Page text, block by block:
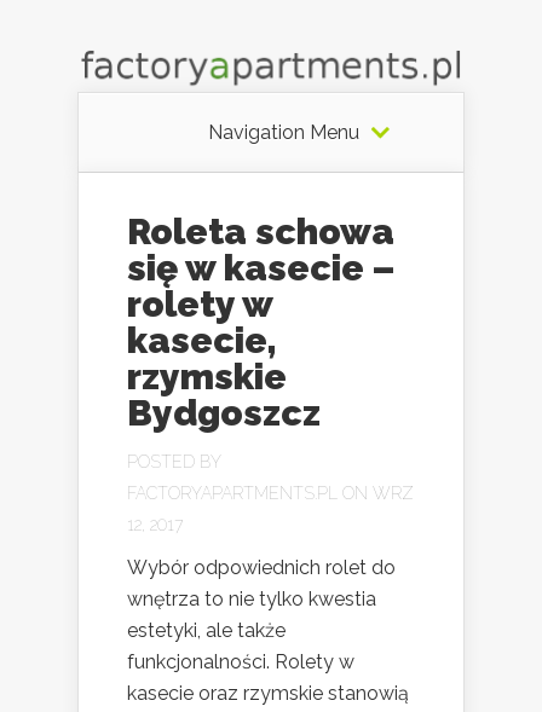
Navigation Menu
Roleta schowa
się w kasecie –
rolety w
kasecie,
rzymskie
Bydgoszcz
POSTED BY
FACTORYAPARTMENTS.PL ON WRZ
12, 2017
Wybór odpowiednich rolet do
wnętrza to nie tylko kwestia
estetyki, ale także
funkcjonalności. Rolety w
kasecie oraz rzymskie stanowią